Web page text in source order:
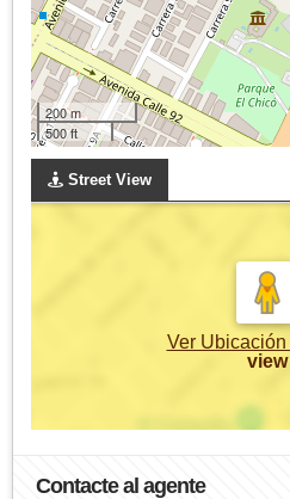
200 m
500 ft
Street View
Ver Ubicación
view
Contacte al agente